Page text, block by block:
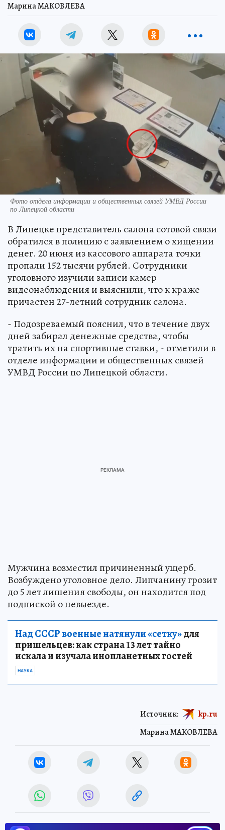
Марина МАКОВЛЕВА
Фото отдела информации и общественных связей УМВД России
по Липецкой области
В Липецке представитель салона сотовой связи
обратился в полицию с заявлением о хищении
денег. 20 июня из кассового аппарата точки
пропали 152 тысячи рублей. Сотрудники
уголовного изучили записи камер
видеонаблюдения и выяснили, что к краже
причастен 27-летний сотрудник салона.
- Подозреваемый пояснил, что в течение двух
дней забирал денежные средства, чтобы
тратить их на спортивные ставки, - отметили в
отделе информации и общественных связей
УМВД России по Липецкой области.
Мужчина возместил причиненный ущерб.
Возбуждено уголовное дело. Липчанину грозит
до 5 лет лишения свободы, он находится под
подпиской о невыезде.
Над СССР военные натянули «сетку»для
пришельцев: как страна 13 лет тайно
искала и изучала инопланетных гостей
НАУКА
Марина МАКОВЛЕВА
Источник: kp.ru